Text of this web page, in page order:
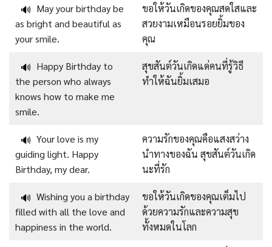
🔊 May your birthday be
as bright and beautiful as
your smile.
ขอให้วันเกิดของคุณสดใสและ
สวยงามเหมือนรอยยิ้มของ
คุณ
🔊 Happy Birthday to
the person who always
knows how to make me
smile.
สุขสันต์วันเกิดแด่คนที่รู้วิธี
ทำให้ฉันยิ้มเสมอ
🔊 Your love is my
guiding light. Happy
Birthday, my dear.
ความรักของคุณคือแสงสว่าง
นำทางของฉัน สุขสันต์วันเกิด
นะที่รัก
🔊 Wishing you a birthday
filled with all the love and
happiness in the world.
ขอให้วันเกิดของคุณเต็มไป
ด้วยความรักและความสุข
ทั้งหมดในโลก